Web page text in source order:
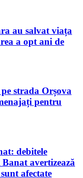
au salvat viața
a opt ani de
strada Orșova
pentru
debitele
avertizează
afectate